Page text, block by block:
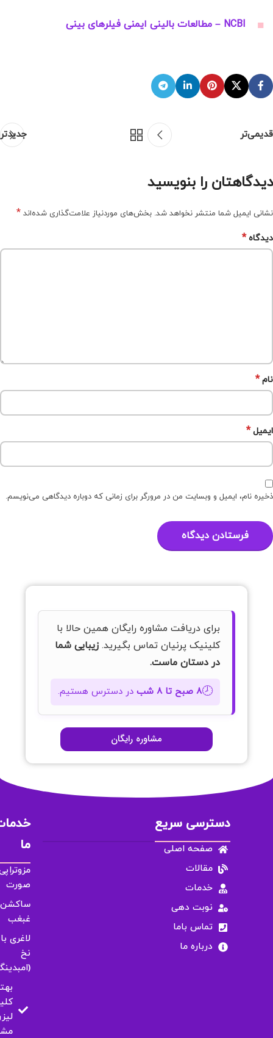
NCBI – مطالعات بالینی ایمنی فیلرهای بینی
جدیدتر قدیمی‌تر
دیدگاهتان را بنویسید
نشانی ایمیل شما منتشر نخواهد شد. بخش‌های موردنیاز علامت‌گذاری شده‌اند *
دیدگاه*
نام*
ایمیل*
ذخیره نام، ایمیل و وبسایت من در مرورگر برای زمانی که دوباره دیدگاهی می‌نویسم.
برای دریافت مشاوره رایگان همین حالا با
کلینیک پرنیان تماس بگیرید.زیبایی شما
در دستان ماست.
🕗۸ صبح تا ۸ شب در دسترس هستیم.
مشاوره رایگان
دسترسی سریع
صفحه اصلی
مقالات
خدمات
نوبت دهی
تماس باما
درباره ما
ما
صورت
ساکشن
غبغب
لاغری با
نخ